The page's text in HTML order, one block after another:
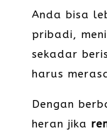
Anda bisa
pribadi,
sekadar
harus
Dengan
heran jika